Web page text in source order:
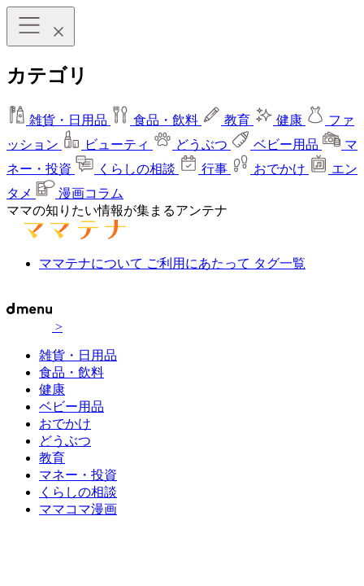
カテゴリ
雑貨・日用品 食品・飲料 教育 健康
ファ
ッション
ビューティ どうぶつ ベビー用品
マ
ネー・投資
くらしの相談 行事 おでかけ
エン
タメ
漫画コラム
ママの知りたい情報が集まるアンテナ
ママテナについて ご利用にあたって タグ一覧
>
雑貨・日用品
食品・飲料
健康
ベビー用品
おでかけ
どうぶつ
教育
マネー・投資
くらしの相談
ママコマ漫画